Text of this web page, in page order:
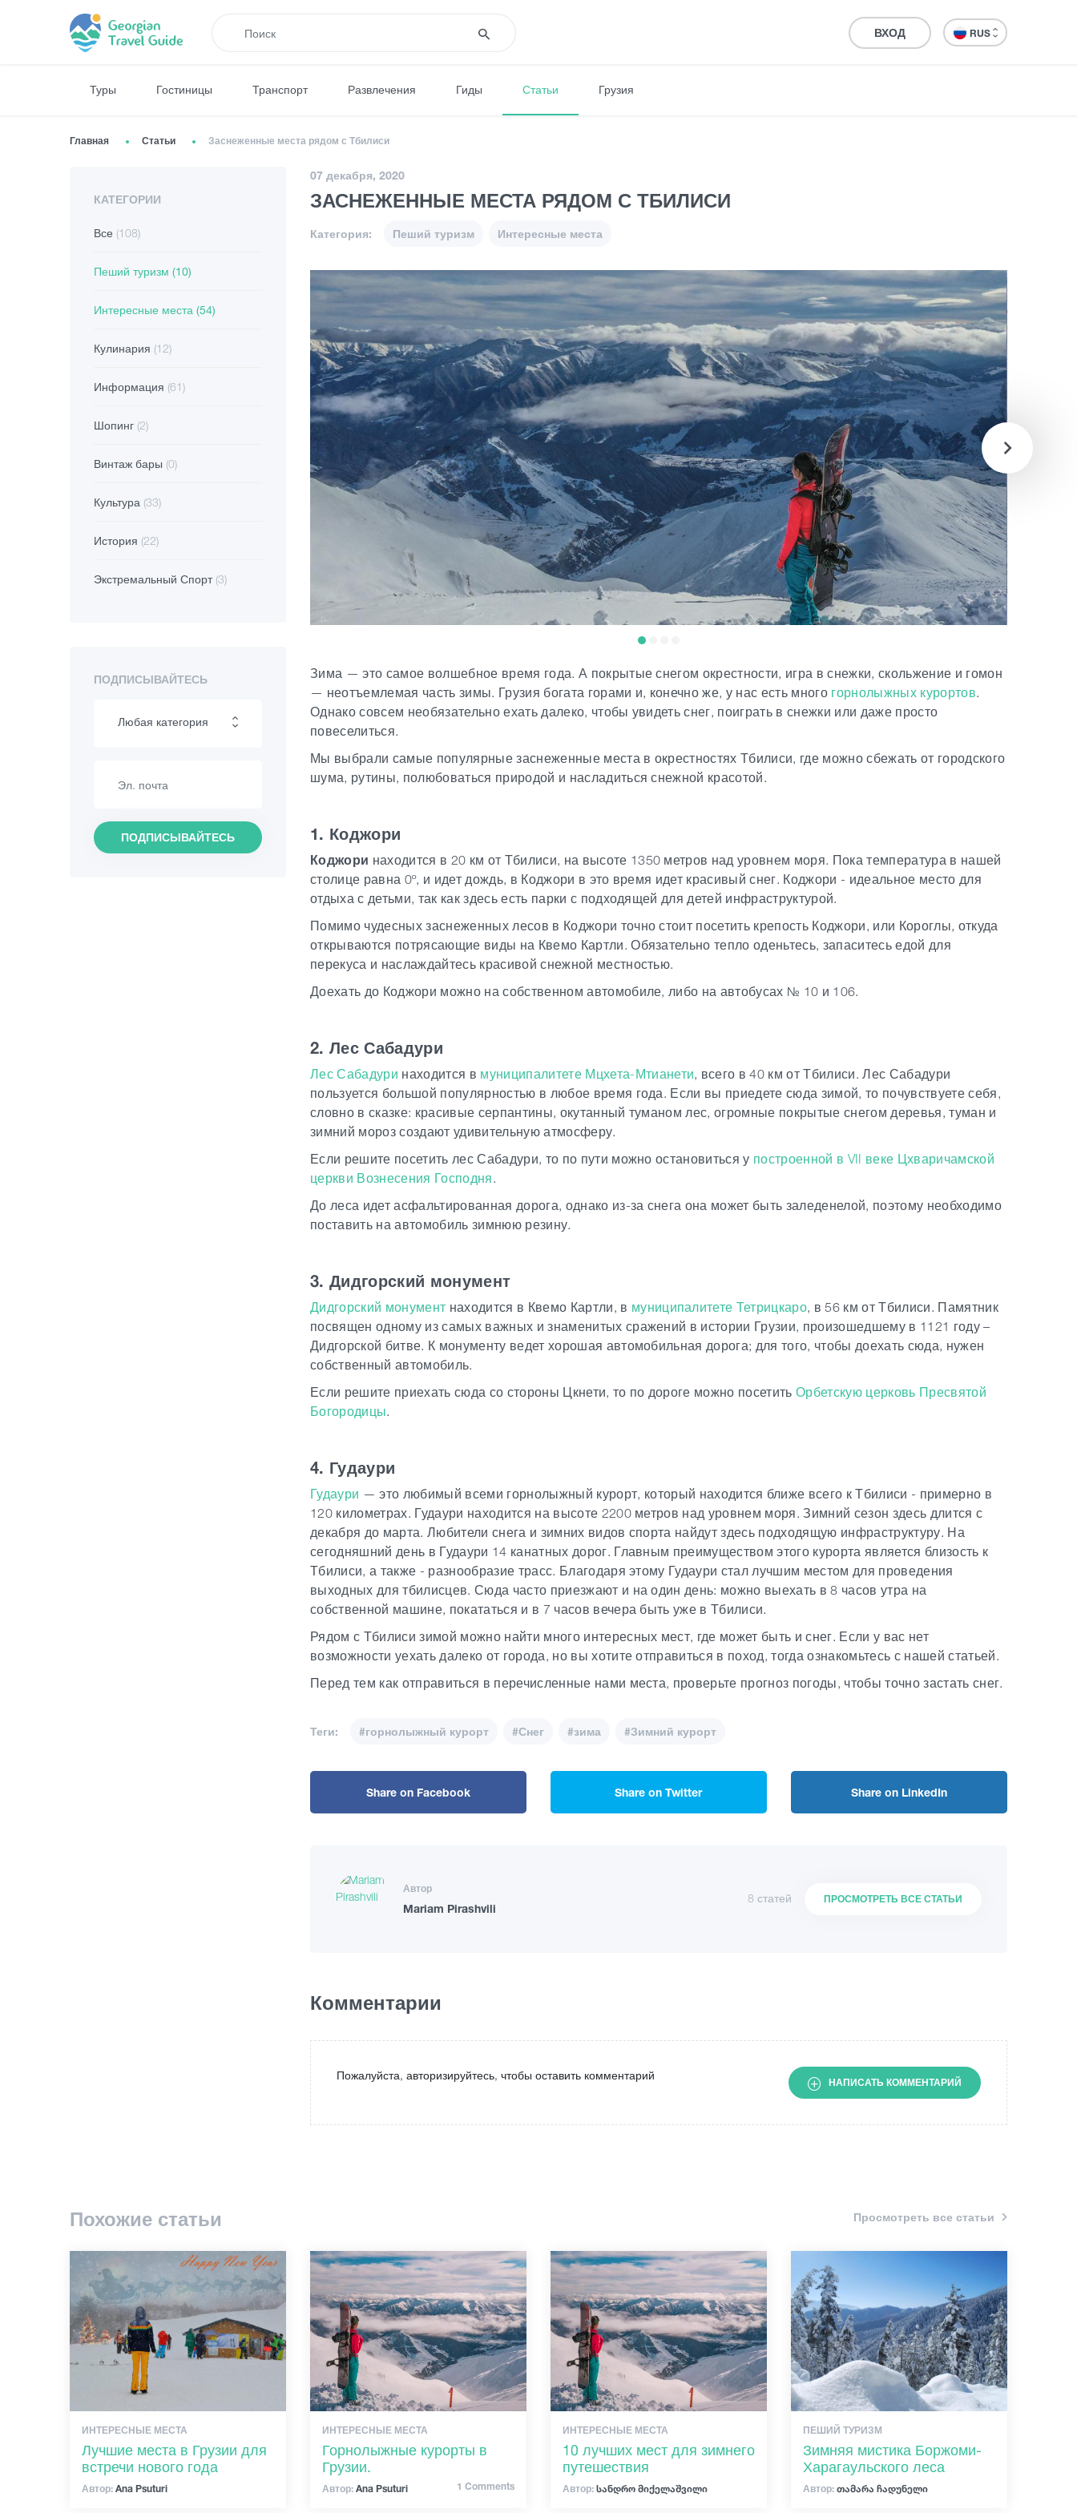
ВХОД RUS
Туры Гостиницы Транспорт Развлечения Гиды Статьи Грузия
Главная Статьи Заснеженные места рядом с Тбилиси
КАТЕГОРИИ
Все (108)
Пеший туризм (10)
Интересные места (54)
Кулинария (12)
Информация (61)
Шопинг (2)
Винтаж бары (0)
Культура (33)
История (22)
Экстремальный Спорт (3)
ПОДПИСЫВАЙТЕСЬ
Любая категория
Кулинария
ПОДПИСЫВАЙТЕСЬ
07 декабря, 2020
ЗАСНЕЖЕННЫЕ МЕСТА РЯДОМ С ТБИЛИСИ
Категория: Пеший туризм Интересные места
Зима — это самое волшебное время года. А покрытые снегом окрестности, игра в снежки, скольжение и гомон
— неотъемлемая часть зимы. Грузия богата горами и, конечно же, у нас есть много горнолыжных курортов.
Однако совсем необязательно ехать далеко, чтобы увидеть снег, поиграть в снежки или даже просто
повеселиться.
Мы выбрали самые популярные заснеженные места в окрестностях Тбилиси, где можно сбежать от городского
шума, рутины, полюбоваться природой и насладиться снежной красотой.
1. Коджори
Коджори находится в 20 км от Тбилиси, на высоте 1350 метров над уровнем моря. Пока температура в нашей
столице равна 0º, и идет дождь, в Коджори в это время идет красивый снег. Коджори - идеальное место для
отдыха с детьми, так как здесь есть парки с подходящей для детей инфраструктурой.
Помимо чудесных заснеженных лесов в Коджори точно стоит посетить крепость Коджори, или Короглы, откуда
открываются потрясающие виды на Квемо Картли. Обязательно тепло оденьтесь, запаситесь едой для
перекуса и наслаждайтесь красивой снежной местностью.
Доехать до Коджори можно на собственном автомобиле, либо на автобусах № 10 и 106.
2. Лес Сабадури
Лес Сабадури находится в муниципалитете Мцхета-Мтианети, всего в 40 км от Тбилиси. Лес Сабадури
пользуется большой популярностью в любое время года. Если вы приедете сюда зимой, то почувствуете себя,
словно в сказке: красивые серпантины, окутанный туманом лес, огромные покрытые снегом деревья, туман и
зимний мороз создают удивительную атмосферу.
Если решите посетить лес Сабадури, то по пути можно остановиться у построенной в VII веке Цхваричамской
церкви Вознесения Господня.
До леса идет асфальтированная дорога, однако из-за снега она может быть заледенелой, поэтому необходимо
поставить на автомобиль зимнюю резину.
3. Дидгорский монумент
Дидгорский монумент находится в Квемо Картли, в муниципалитете Тетрицкаро, в 56 км от Тбилиси. Памятник
посвящен одному из самых важных и знаменитых сражений в истории Грузии, произошедшему в 1121 году –
Дидгорской битве. К монументу ведет хорошая автомобильная дорога; для того, чтобы доехать сюда, нужен
собственный автомобиль.
Если решите приехать сюда со стороны Цкнети, то по дороге можно посетитьОрбетскую церковь Пресвятой
Богородицы.
4. Гудаури
Гудаури — это любимый всеми горнолыжный курорт, который находится ближе всего к Тбилиси - примерно в
120 километрах. Гудаури находится на высоте 2200 метров над уровнем моря. Зимний сезон здесь длится с
декабря до марта. Любители снега и зимних видов спорта найдут здесь подходящую инфраструктуру. На
сегодняшний день в Гудаури 14 канатных дорог. Главным преимуществом этого курорта является близость к
Тбилиси, а также - разнообразие трасс. Благодаря этому Гудаури стал лучшим местом для проведения
выходных для тбилисцев. Сюда часто приезжают и на один день: можно выехать в 8 часов утра на
собственной машине, покататься и в 7 часов вечера быть уже в Тбилиси.
Рядом с Тбилиси зимой можно найти много интересных мест, где может быть и снег. Если у вас нет
возможности уехать далеко от города, но вы хотите отправиться в поход, тогда ознакомьтесь с нашей статьей.
Перед тем как отправиться в перечисленные нами места, проверьте прогноз погоды, чтобы точно застать снег.
Теги: #горнолыжный курорт #Снег #зима #Зимний курорт
Share on Facebook Share on Twitter Share on LinkedIn
Автор
Mariam Pirashvili
8 статей ПРОСМОТРЕТЬ ВСЕ СТАТЬИ
Комментарии
Пожалуйста, авторизируйтесь, чтобы оставить комментарий
НАПИСАТЬ КОММЕНТАРИЙ
Похожие статьи Просмотреть все статьи
ИНТЕРЕСНЫЕ МЕСТА
Лучшие места в Грузии для
встречи нового года
Автор: Ana Psuturi
ИНТЕРЕСНЫЕ МЕСТА
Горнолыжные курорты в
Грузии.
Автор: Ana Psuturi 1 Comments
ИНТЕРЕСНЫЕ МЕСТА
10 лучших мест для зимнего
путешествия
Автор: სანდრო მიქელაშვილი
ПЕШИЙ ТУРИЗМ
Зимняя мистика Боржоми-
Харагаульского леса
Автор: თამარა ჩადუნელი